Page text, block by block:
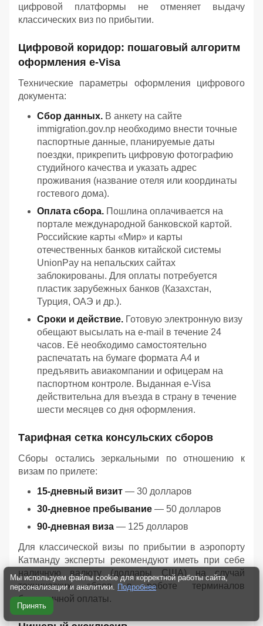
цифровой платформы не отменяет выдачу
классических виз по прибытии.
Цифровой коридор: пошаговый алгоритм
оформления e-Visa
Технические параметры оформления цифрового
документа:
Сбор данных. В анкету на сайте
immigration.gov.np необходимо внести точные
паспортные данные, планируемые даты
поездки, прикрепить цифровую фотографию
студийного качества и указать адрес
проживания (название отеля или координаты
гостевого дома).
Оплата сбора. Пошлина оплачивается на
портале международной банковской картой.
Российские карты «Мир» и карты
отечественных банков китайской системы
UnionPay на непальских сайтах
заблокированы. Для оплаты потребуется
пластик зарубежных банков (Казахстан,
Турция, ОАЭ и др.).
Сроки и действие. Готовую электронную визу
обещают высылать на e-mail в течение 24
часов. Её необходимо самостоятельно
распечатать на бумаге формата А4 и
предъявить авиакомпании и офицерам на
паспортном контроле. Выданная e-Visa
действительна для въезда в страну в течение
шести месяцев со дня оформления.
Тарифная сетка консульских сборов
Сборы остались зеркальными по отношению к
визам по прилете:
15-дневный визит — 30 долларов
30-дневное пребывание — 50 долларов
90-дневная виза — 125 долларов
Для классической визы по прибытии в аэропорту
Катманду эксперты рекомендуют иметь при себе
наличную валюту (доллары США) на случай
технических сбоев в работе терминалов
безналичной оплаты.
Мы используем файлы cookie для корректной работы сайта,
персонализации и аналитики. Подробнее
Принять